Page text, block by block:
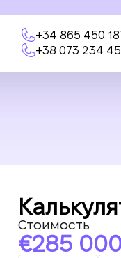
+34 865 450
+38 073 234
Стоимость
285